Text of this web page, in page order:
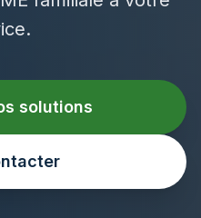
solutions